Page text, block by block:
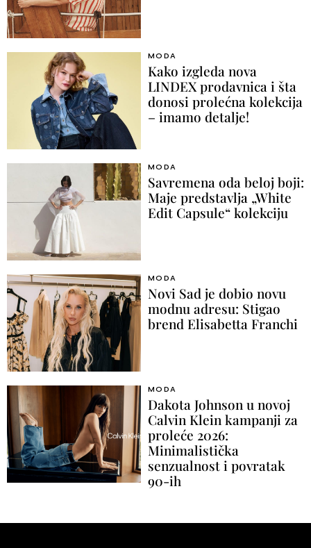
MODA
Kako izgleda nova
LINDEX prodavnica i šta
donosi prolećna kolekcija
– imamo detalje!
MODA
Savremena oda beloj boji:
Maje predstavlja „White
Edit Capsule“ kolekciju
MODA
Novi Sad je dobio novu
modnu adresu: Stigao
brend Elisabetta Franchi
MODA
Dakota Johnson u novoj
Calvin Klein kampanji za
proleće 2026:
Minimalistička
senzualnost i povratak
90-ih